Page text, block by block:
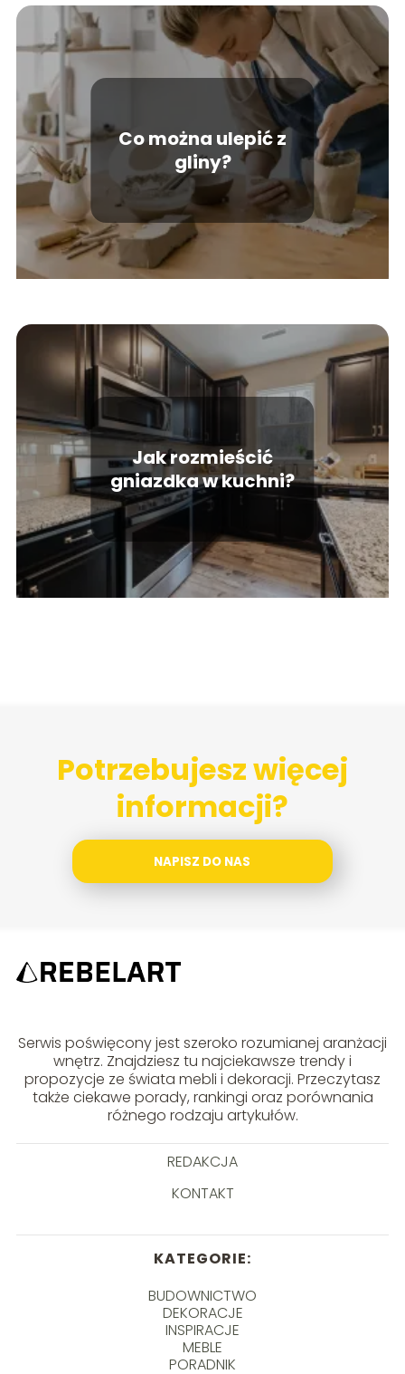
Co można ulepić z
gliny?
Jak rozmieścić
gniazdka w kuchni?
Potrzebujesz więcej
informacji?
NAPISZ DO NAS
Serwis poświęcony jest szeroko rozumianej aranżacji
wnętrz. Znajdziesz tu najciekawsze trendy i
propozycje ze świata mebli i dekoracji. Przeczytasz
także ciekawe porady, rankingi oraz porównania
różnego rodzaju artykułów.
REDAKCJA
KONTAKT
KATEGORIE:
BUDOWNICTWO
DEKORACJE
INSPIRACJE
MEBLE
PORADNIK